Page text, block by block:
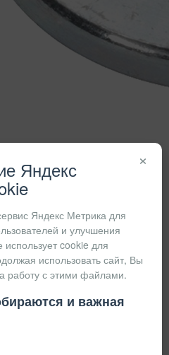
×
Яндекс
Яндекс Метрика для
и улучшения
cookie для
использовать сайт, Вы
работу с этими файлами.
и важная